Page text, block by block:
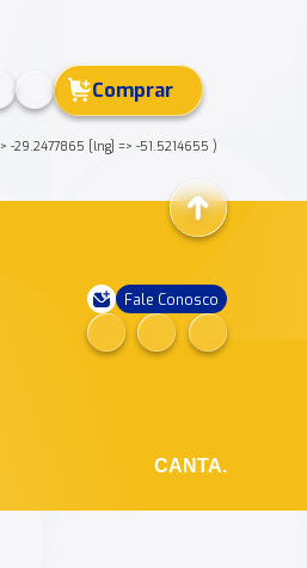
Comprar
=> -29.2477865 [lng] => -51.5214655 )
Fale Conosco
CANTA.